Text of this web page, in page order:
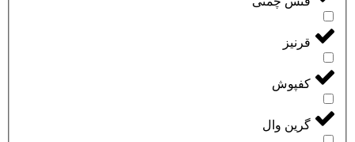
قرنیز
کفپوش
گرین وال